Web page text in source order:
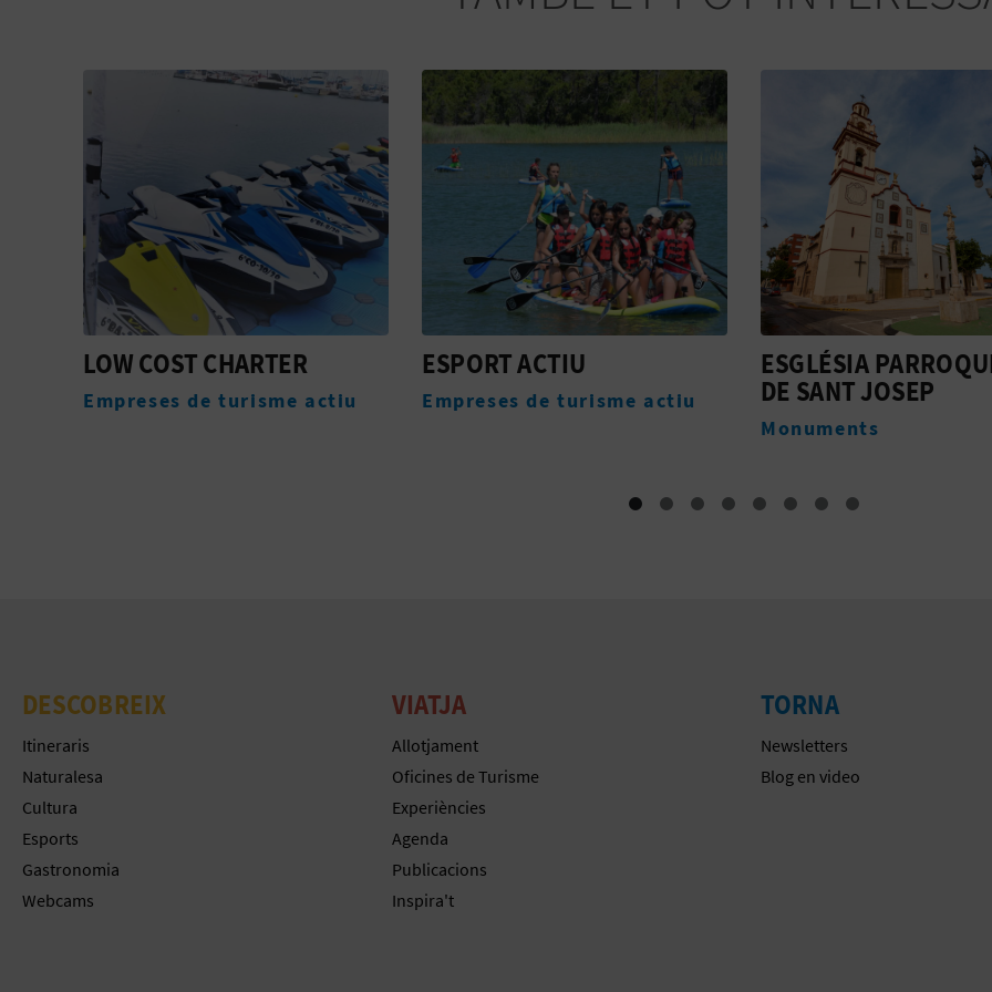
ESPORT ACTIU
Empreses de turisme actiu
ESGLÉSIA PARROQUIAL
DE SANT JOSEP
GUIANTTE
Empreses de turisme
DESCOBREIX
Itineraris
Naturalesa
Cultura
Esports
Gastronomia
Webcams
VIATJA
Allotjament
Oficines de Turisme
Experiències
Agenda
Publicacions
Inspira't
TORNA
Newsletters
Blog en video